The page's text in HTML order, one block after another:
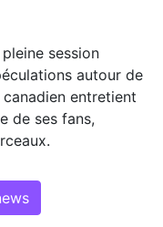
session
autour de
entretient
de ses fans,